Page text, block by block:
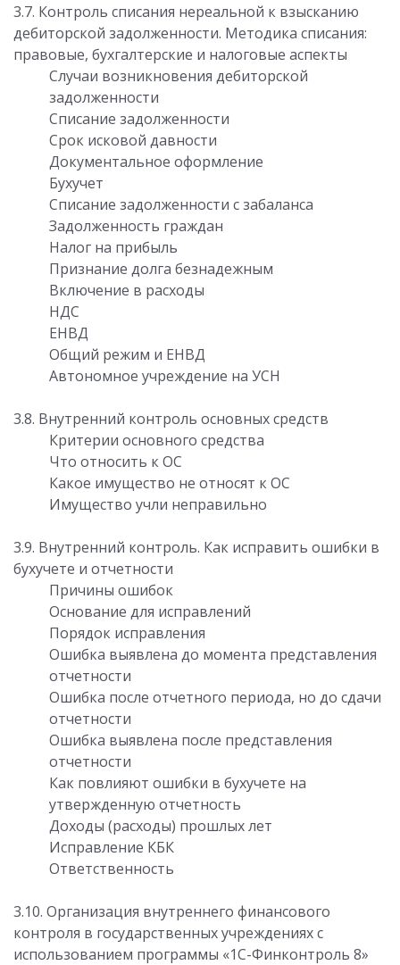
3.7. Контроль списания нереальной к взысканию
дебиторской задолженности. Методика списания:
правовые, бухгалтерские и налоговые аспекты
Случаи возникновения дебиторской
задолженности
Списание задолженности
Срок исковой давности
Документальное оформление
Бухучет
Списание задолженности с забаланса
Задолженность граждан
Налог на прибыль
Признание долга безнадежным
Включение в расходы
НДС
ЕНВД
Общий режим и ЕНВД
Автономное учреждение на УСН
3.8. Внутренний контроль основных средств
Критерии основного средства
Что относить к ОС
Какое имущество не относят к ОС
Имущество учли неправильно
3.9. Внутренний контроль. Как исправить ошибки в
бухучете и отчетности
Причины ошибок
Основание для исправлений
Порядок исправления
Ошибка выявлена до момента представления
отчетности
Ошибка после отчетного периода, но до сдачи
отчетности
Ошибка выявлена после представления
отчетности
Как повлияют ошибки в бухучете на
утвержденную отчетность
Доходы (расходы) прошлых лет
Исправление КБК
Ответственность
3.10. Организация внутреннего финансового
контроля в государственных учреждениях с
использованием программы «1С-Финконтроль 8»